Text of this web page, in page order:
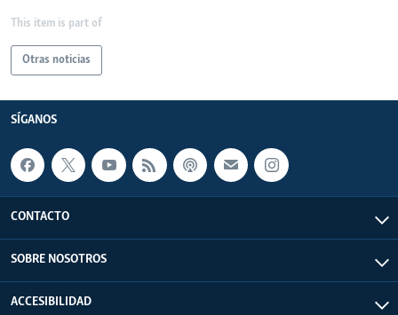
This item is part of
Otras noticias
SÍGANOS
CONTACTO
SOBRE NOSOTROS
ACCESIBILIDAD